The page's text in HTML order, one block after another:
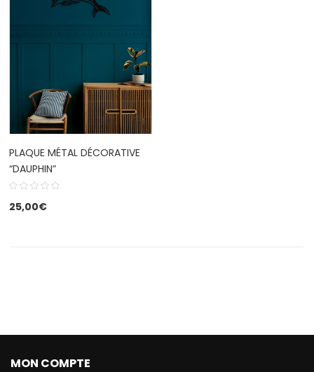
PLAQUE MÉTAL DÉCORATIVE
“DAUPHIN”
25,00€
MON COMPTE